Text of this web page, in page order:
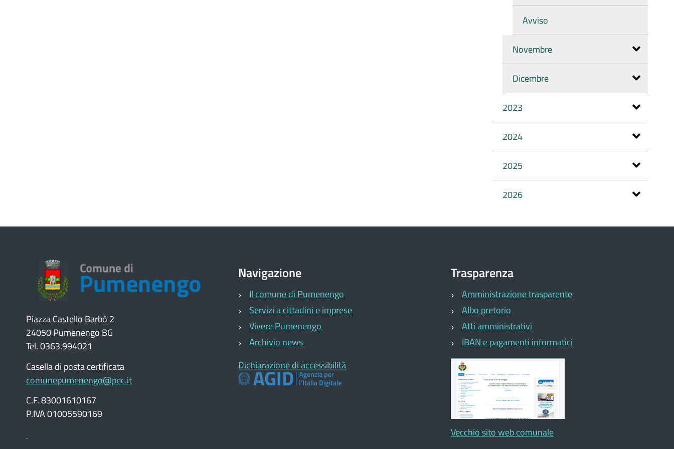
Avviso
Novembre
Dicembre
2023
2024
2025
2026
Piazza Castello Barbò 2
24050 Pumenengo BG
Tel. 0363.994021
Casella di posta certificata
comunepumenengo@pec.it
C.F. 83001610167
P.IVA 01005590169
Navigazione
Il comune di Pumenengo
Servizi a cittadini e imprese
Vivere Pumenengo
Archivio news
Dichiarazione di accessibilità
Trasparenza
Amministrazione trasparente
Albo pretorio
Atti amministrativi
IBAN e pagamenti informatici
Vecchio sito web comunale